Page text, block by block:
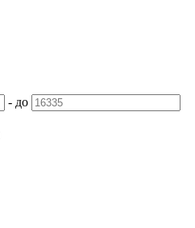
- до